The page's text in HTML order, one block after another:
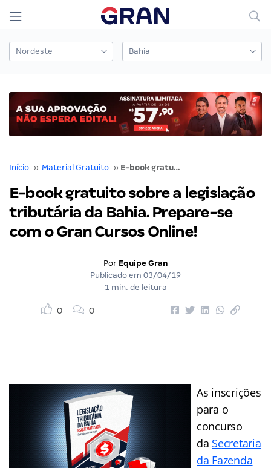
Início ›› Material Gratuito ›› E-book gratuito sobre a legislação tributária da Bahia. Prepare-se com o Gran Cursos Online!
E-book gratuito sobre a legislação
tributária da Bahia. Prepare-se
com o Gran Cursos Online!
Por Equipe Gran
Publicado em 03/04/19
1 min. de leitura
0 0
As inscrições
para o
concurso
da Secretaria
da Fazenda